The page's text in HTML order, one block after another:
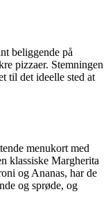
beliggende på
pizzaer. Stemningen
til det ideelle sted at
menukort med
klassiske Margherita
og Ananas, har de
og sprøde, og